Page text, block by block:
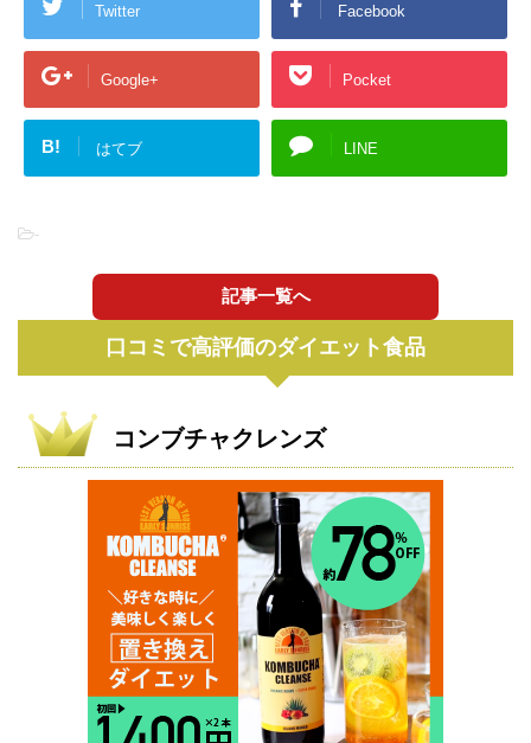
Twitter Facebook
Google+ Pocket
B! はてブ LINE
-
記事一覧へ
口コミで高評価のダイエット食品
コンブチャクレンズ